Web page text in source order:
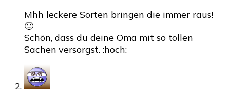
Mhh leckere Sorten bringen die immer raus!
🙂
Schön, dass du deine Oma mit so tollen
Sachen versorgst. :hoch: